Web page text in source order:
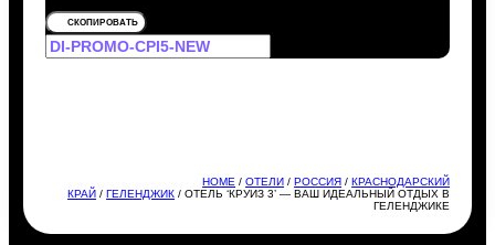
СКОПИРОВАТЬ
HOME /ОТЕЛИ /РОССИЯ /КРАСНОДАРСКИЙ
КРАЙ /ГЕЛЕНДЖИК / ОТЕЛЬ ‘КРУИЗ 3’ — ВАШ ИДЕАЛЬНЫЙ ОТДЫХ В
ГЕЛЕНДЖИКЕ